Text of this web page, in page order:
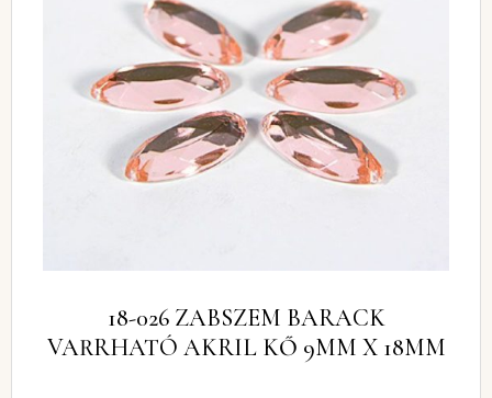
18-026 ZABSZEM BARACK
VARRHATÓ AKRIL KŐ 9MM X 18MM